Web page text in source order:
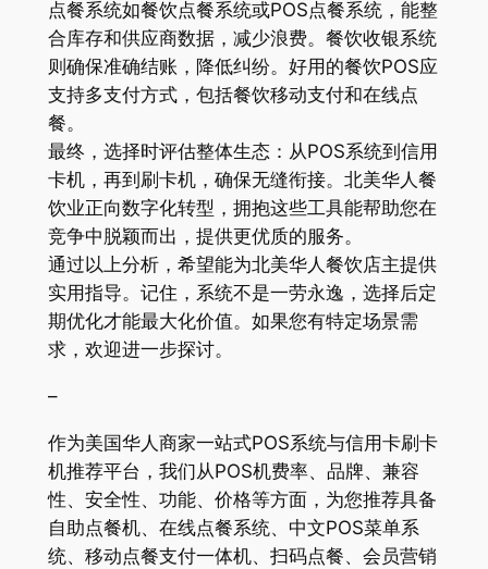
点餐系统如餐饮点餐系统或POS点餐系统，能整
合库存和供应商数据，减少浪费。餐饮收银系统
则确保准确结账，降低纠纷。好用的餐饮POS应
支持多支付方式，包括餐饮移动支付和在线点
餐。
最终，选择时评估整体生态：从POS系统到信用
卡机，再到刷卡机，确保无缝衔接。北美华人餐
饮业正向数字化转型，拥抱这些工具能帮助您在
竞争中脱颖而出，提供更优质的服务。
通过以上分析，希望能为北美华人餐饮店主提供
实用指导。记住，系统不是一劳永逸，选择后定
期优化才能最大化价值。如果您有特定场景需
求，欢迎进一步探讨。
–
作为美国华人商家一站式POS系统与信用卡刷卡
机推荐平台，我们从POS机费率、品牌、兼容
性、安全性、功能、价格等方面，为您推荐具备
自助点餐机、在线点餐系统、中文POS菜单系
统、移动点餐支付一体机、扫码点餐、会员营销